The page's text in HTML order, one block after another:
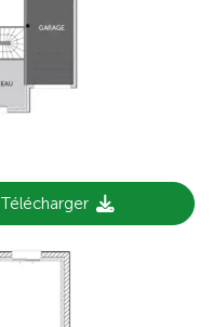
Télécharger